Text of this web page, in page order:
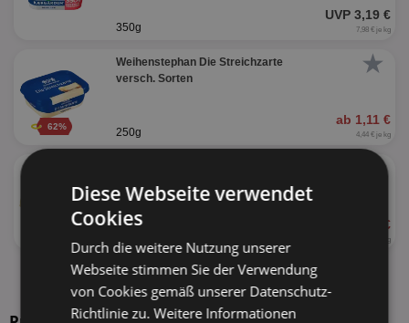
UVP 3,19 €
350g 7,98 € je kg
★
62%
Weihenstephan Die Streichzarte
versch. Sorten
ab 1,11 €
250g 4,44 € je kg
★
versch. Sorten
ab 1,29 €
6,45 € je kg
alle Produkte anzeigen
Diese Webseite verwendet
Cookies
Durch die weitere Nutzung unserer
Webseite stimmen Sie der Verwendung
von Cookies gemäß unserer Datenschutz-
Richtlinie zu.Weitere Informationen